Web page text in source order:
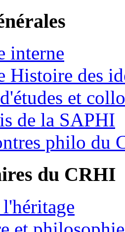
interne
Histoire des
et
de la SAPHI
philo du
du CRHI
l'héritage